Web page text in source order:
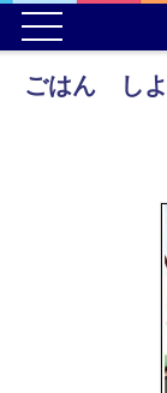
ごはん し